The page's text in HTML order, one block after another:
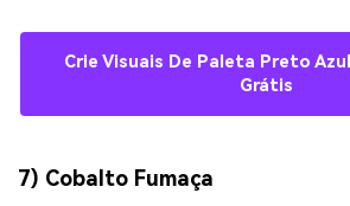
Crie Visuais De Paleta Preto
Grátis
7) Cobalto Fumaça